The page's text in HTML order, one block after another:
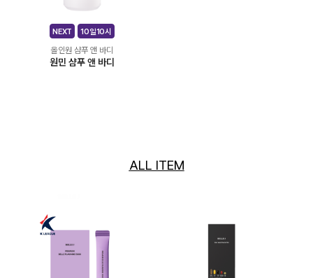
NEXT 10일10시
올인원 샴푸 앤 바디
원민 샴푸 앤 바디
ALL ITEM